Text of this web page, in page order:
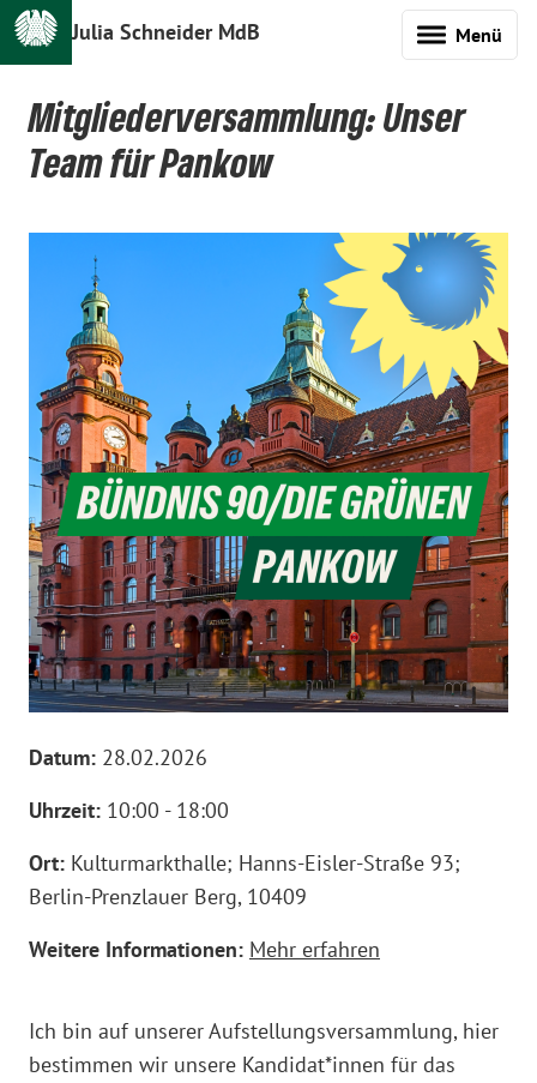
Julia Schneider MdB Menü
Mitgliederversammlung: Unser
Team für Pankow
Datum: 28.02.2026
Uhrzeit: 10:00 - 18:00
Ort: Kulturmarkthalle; Hanns-Eisler-Straße 93;
Berlin-Prenzlauer Berg, 10409
Weitere Informationen: Mehr erfahren
Ich bin auf unserer Aufstellungsversammlung, hier
bestimmen wir unsere Kandidat*innen für das